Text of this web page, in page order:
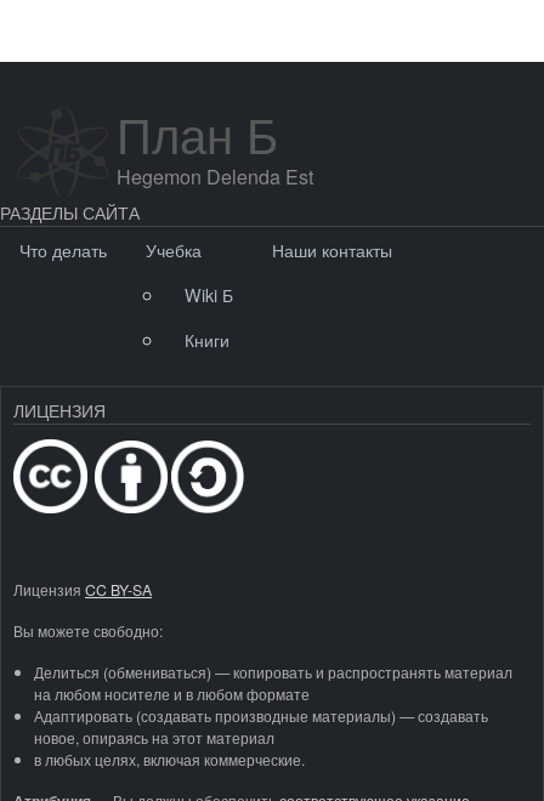
План Б
Hegemon Delenda Est
РАЗДЕЛЫ САЙТА
Что делать
Учебка
Wiki Б
Книги
Наши контакты
ЛИЦЕНЗИЯ
Лицензия CC BY-SA
Вы можете свободно:
Делиться (обмениваться) — копировать и распространять материал
на любом носителе и в любом формате
Адаптировать (создавать производные материалы) — создавать
новое, опираясь на этот материал
в любых целях, включая коммерческие.